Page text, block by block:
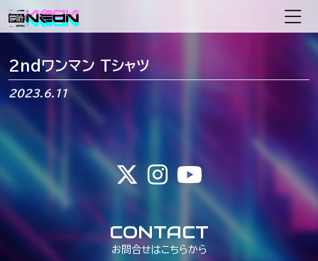
メインナビゲーション
2ndワンマン Tシャツ
2023.6.11
CONTACT
お問合せはこちらから